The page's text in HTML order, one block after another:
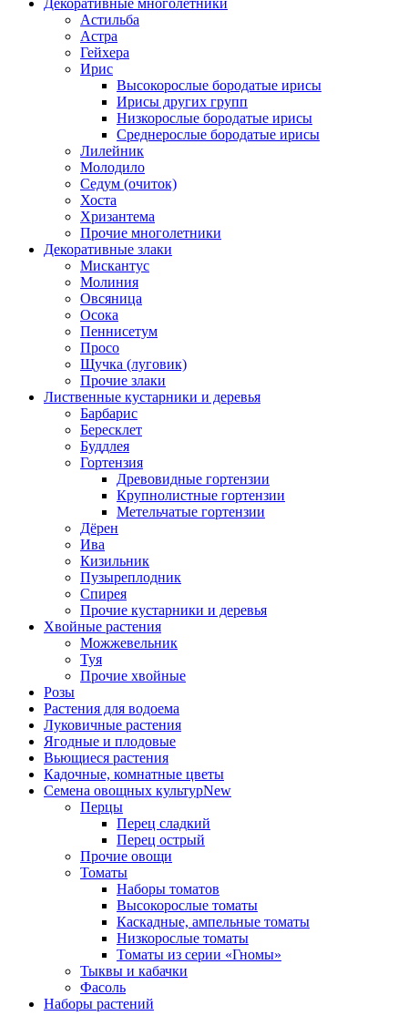
Декоративные многолетники
Астильба
Астра
Гейхера
Ирис
Высокорослые бородатые ирисы
Ирисы других групп
Низкорослые бородатые ирисы
Среднерослые бородатые ирисы
Лилейник
Молодило
Седум (очиток)
Хоста
Хризантема
Прочие многолетники
Декоративные злаки
Мискантус
Молиния
Овсяница
Осока
Пеннисетум
Просо
Щучка (луговик)
Прочие злаки
Лиственные кустарники и деревья
Барбарис
Бересклет
Буддлея
Гортензия
Древовидные гортензии
Крупнолистные гортензии
Метельчатые гортензии
Дёрен
Ива
Кизильник
Пузыреплодник
Спирея
Прочие кустарники и деревья
Хвойные растения
Можжевельник
Туя
Прочие хвойные
Розы
Растения для водоема
Луковичные растения
Ягодные и плодовые
Вьющиеся растения
Кадочные, комнатные цветы
Семена овощных культурNew
Перцы
Перец сладкий
Перец острый
Прочие овощи
Томаты
Наборы томатов
Высокорослые томаты
Каскадные, ампельные томаты
Низкорослые томаты
Томаты из серии «Гномы»
Тыквы и кабачки
Фасоль
Наборы растений